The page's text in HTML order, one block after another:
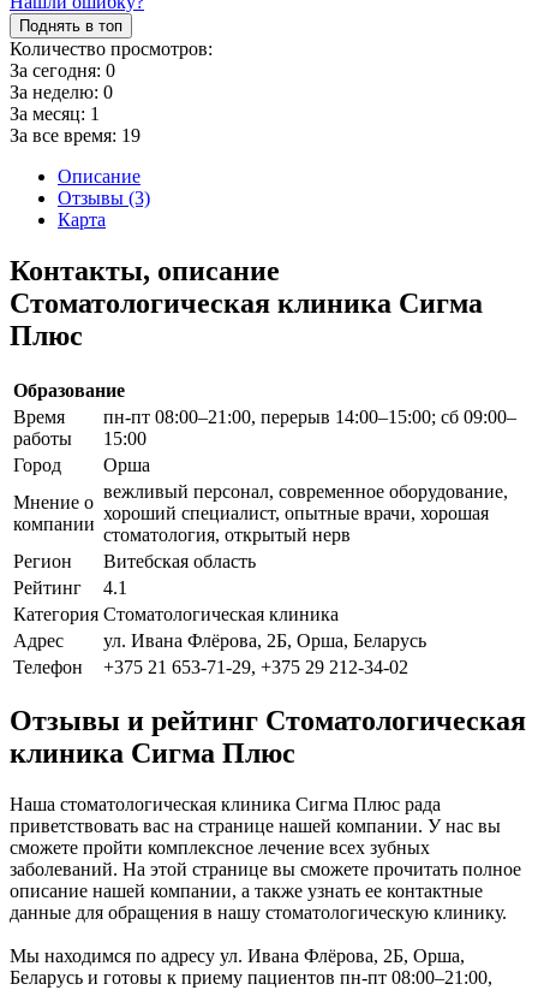
Поднять в топ
Количество просмотров:
За сегодня: 0
За неделю: 0
За месяц: 1
За все время: 19
Описание
Отзывы (3)
Карта
Контакты, описание
Стоматологическая клиника Сигма
Плюс
Образование
Время
работы
пн-пт 08:00–21:00, перерыв 14:00–15:00; сб 09:00–
15:00
Город
Орша
Мнение о
компании
вежливый персонал, современное оборудование,
хороший специалист, опытные врачи, хорошая
стоматология, открытый нерв
Регион
Витебская область
Рейтинг
4.1
Категория Стоматологическая клиника
Адрес
ул. Ивана Флёрова, 2Б, Орша, Беларусь
Телефон
+375 21 653-71-29, +375 29 212-34-02
Отзывы и рейтинг Стоматологическая
клиника Сигма Плюс
Наша стоматологическая клиника Сигма Плюс рада
приветствовать вас на странице нашей компании. У нас вы
сможете пройти комплексное лечение всех зубных
заболеваний. На этой странице вы сможете прочитать полное
описание нашей компании, а также узнать ее контактные
данные для обращения в нашу стоматологическую клинику.
Мы находимся по адресу ул. Ивана Флёрова, 2Б, Орша,
Беларусь и готовы к приему пациентов пн-пт 08:00–21:00,